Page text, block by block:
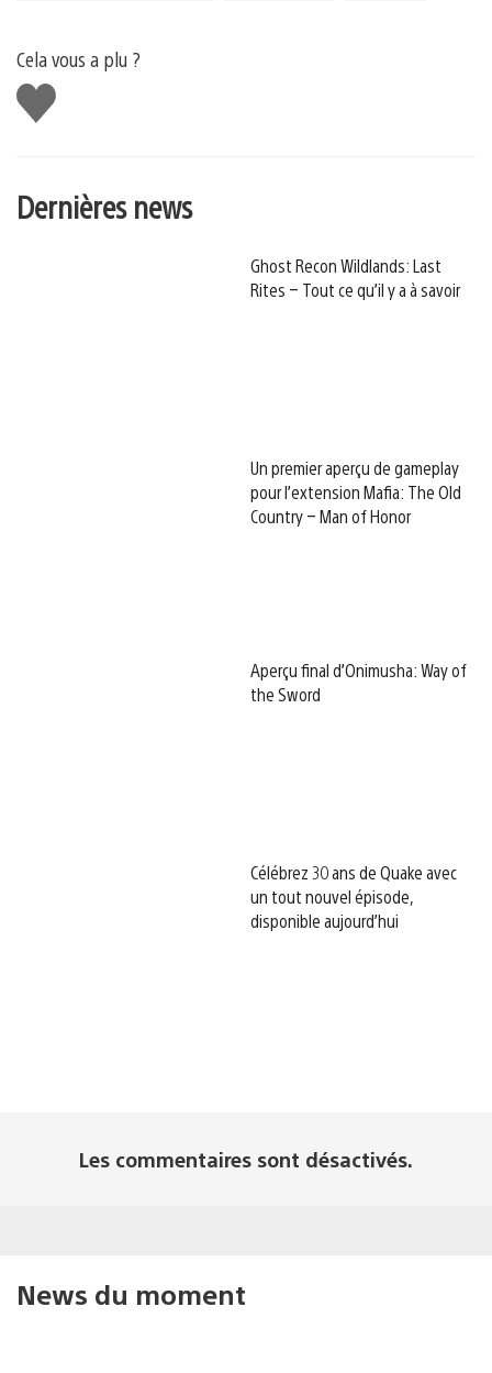
Cela vous a plu ?
J'aime
Dernières news
Ghost Recon Wildlands: Last
Rites – Tout ce qu’il y a à savoir
Un premier aperçu de gameplay
pour l’extension Mafia: The Old
Country – Man of Honor
Aperçu final d’Onimusha: Way of
the Sword
Célébrez 30 ans de Quake avec
un tout nouvel épisode,
disponible aujourd’hui
Les commentaires sont désactivés.
News du moment